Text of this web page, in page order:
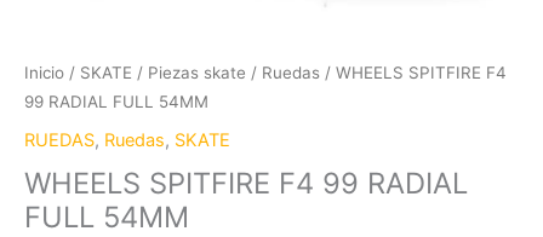
Inicio / SKATE / Piezas skate / Ruedas / WHEELS SPITFIRE F4
99 RADIAL FULL 54MM
RUEDAS, Ruedas, SKATE
WHEELS SPITFIRE F4 99 RADIAL
FULL 54MM